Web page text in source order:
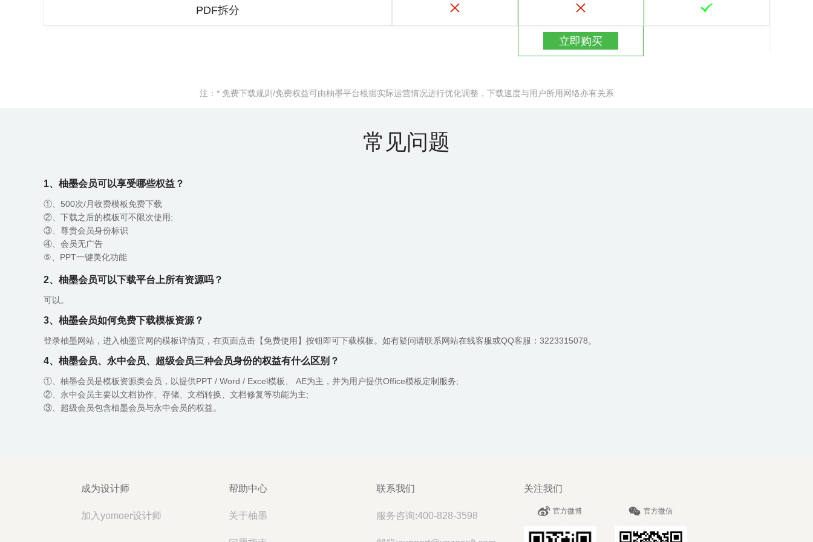
PDF拆分
立即购买
注：* 免费下载规则/免费权益可由柚墨平台根据实际运营情况进行优化调整，下载速度与用户所用网络亦有关系
常见问题
1、柚墨会员可以享受哪些权益？
①、500次/月收费模板免费下载
②、下载之后的模板可不限次使用;
③、尊贵会员身份标识
④、会员无广告
⑤、PPT一键美化功能
2、柚墨会员可以下载平台上所有资源吗？
可以。
3、柚墨会员如何免费下载模板资源？
登录柚墨网站，进入柚墨官网的模板详情页，在页面点击【免费使用】按钮即可下载模板。如有疑问请联系网站在线客服或QQ客服：3223315078。
4、柚墨会员、永中会员、超级会员三种会员身份的权益有什么区别？
①、柚墨会员是模板资源类会员，以提供PPT / Word / Excel模板、 AE为主，并为用户提供Office模板定制服务;
②、永中会员主要以文档协作、存储、文档转换、文档修复等功能为主;
③、超级会员包含柚墨会员与永中会员的权益。
成为设计师
加入yomoer设计师
帮助中心
关于柚墨
联系我们
服务咨询:400-828-3598
关注我们
官方微博 官方微信